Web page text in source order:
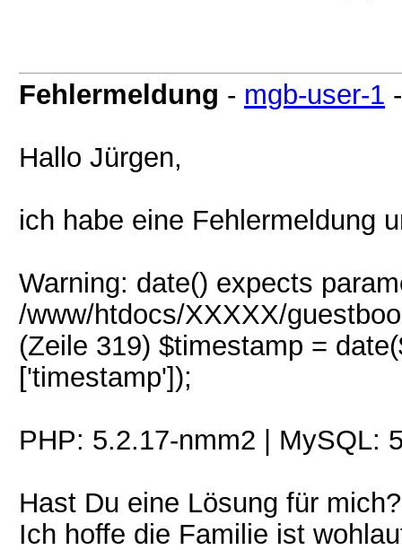
Fehlermeldung - mgb-user-1
Hallo Jürgen,
ich habe eine Fehlermeldung
Warning: date() expects
/www/htdocs/XXXXX/
(Zeile 319) $timestamp =
['timestamp']);
PHP: 5.2.17-nmm2 | MySQL:
Hast Du eine Lösung für mich?
Ich hoffe die Familie ist